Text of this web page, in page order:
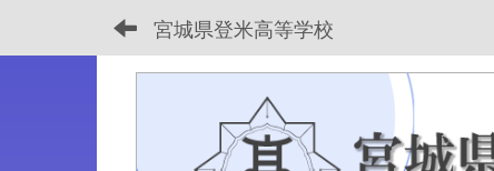
宮城県登米高等学校